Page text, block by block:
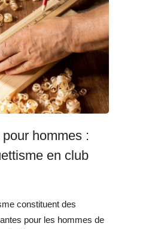
hommes :
en club
constituent des
pour les hommes de